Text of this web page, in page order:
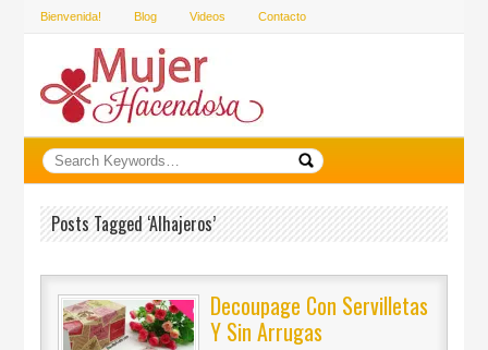
Bienvenida! Blog Videos Contacto
Posts Tagged ‘alhajeros’
Decoupage Con Servilletas
Y Sin Arrugas